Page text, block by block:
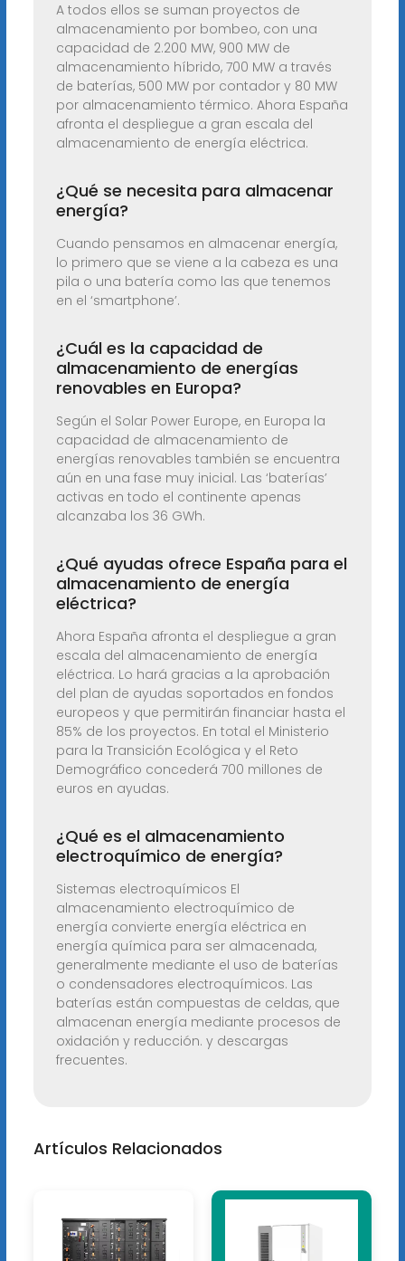
A todos ellos se suman proyectos de
almacenamiento por bombeo, con una
capacidad de 2.200 MW, 900 MW de
almacenamiento híbrido, 700 MW a través
de baterías, 500 MW por contador y 80 MW
por almacenamiento térmico. Ahora España
afronta el despliegue a gran escala del
almacenamiento de energía eléctrica.
¿Qué se necesita para almacenar
energía?
Cuando pensamos en almacenar energía,
lo primero que se viene a la cabeza es una
pila o una batería como las que tenemos
en el ‘smartphone’.
¿Cuál es la capacidad de
almacenamiento de energías
renovables en Europa?
Según el Solar Power Europe, en Europa la
capacidad de almacenamiento de
energías renovables también se encuentra
aún en una fase muy inicial. Las ‘baterías’
activas en todo el continente apenas
alcanzaba los 36 GWh.
¿Qué ayudas ofrece España para el
almacenamiento de energía
eléctrica?
Ahora España afronta el despliegue a gran
escala del almacenamiento de energía
eléctrica. Lo hará gracias a la aprobación
del plan de ayudas soportados en fondos
europeos y que permitirán financiar hasta el
85% de los proyectos. En total el Ministerio
para la Transición Ecológica y el Reto
Demográfico concederá 700 millones de
euros en ayudas.
¿Qué es el almacenamiento
electroquímico de energía?
Sistemas electroquímicos El
almacenamiento electroquímico de
energía convierte energía eléctrica en
energía química para ser almacenada,
generalmente mediante el uso de baterías
o condensadores electroquímicos. Las
baterías están compuestas de celdas, que
almacenan energía mediante procesos de
oxidación y reducción. y descargas
frecuentes.
Artículos Relacionados